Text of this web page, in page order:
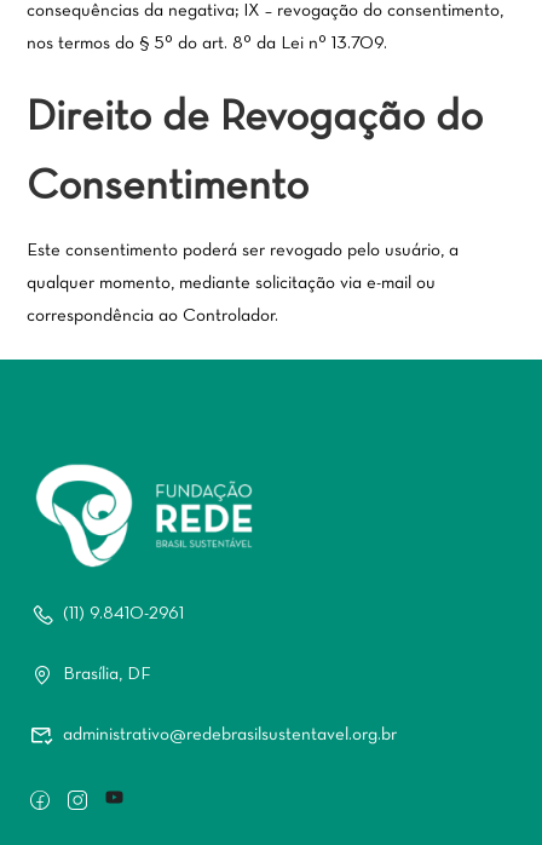
consequências da negativa; IX – revogação do consentimento,
nos termos do § 5º do art. 8º da Lei nº 13.709.
Direito de Revogação do
Consentimento
Este consentimento poderá ser revogado pelo usuário, a
qualquer momento, mediante solicitação via e-mail ou
correspondência ao Controlador.
(11) 9.8410-2961
Brasília, DF
administrativo@redebrasilsustentavel.org.br